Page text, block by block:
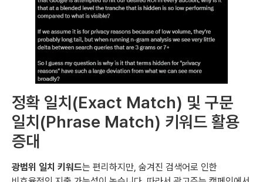
정확 일치(Exact Match) 및 구문
일치(Phrase Match) 키워드 활용
증대
광범위 일치 키워드는 편리하지만, 숨겨진 검색어로 인한